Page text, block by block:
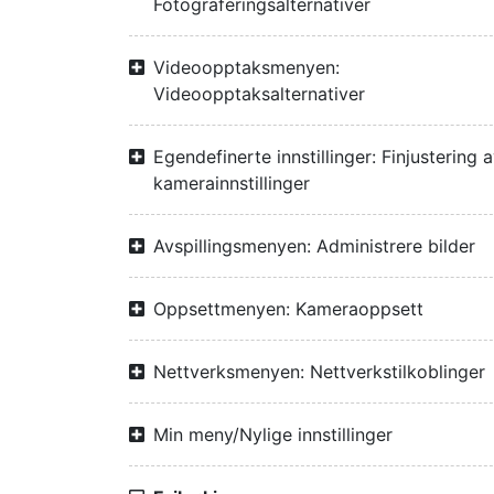
Fotograferingsalternativer
Videoopptaksmenyen:
Videoopptaksalternativer
Egendefinerte innstillinger: Finjustering
kamerainnstillinger
Avspillingsmenyen: Administrere bilder
Oppsettmenyen: Kameraoppsett
Nettverksmenyen: Nettverkstilkoblinger
Min meny/Nylige innstillinger